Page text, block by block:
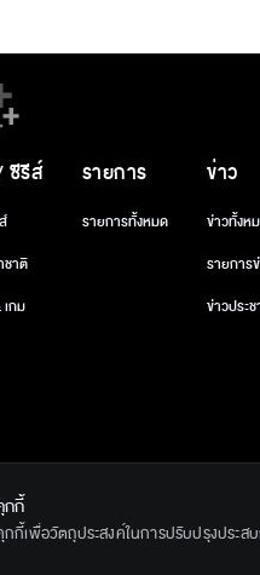
ซีรีส์
ชาติ
กม
รายการ
รายการทั้งหมด
ข่าว
ข่าวทั้งห
รายการ
ข่าวประ
กกี้
กกี้เพื่อวัตถุประสงค์ในการปรับปรุงประ